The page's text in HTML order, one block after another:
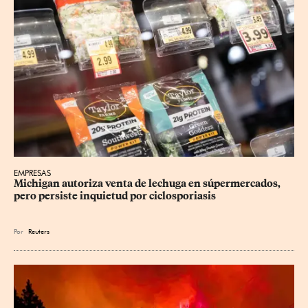
EMPRESAS
Michigan autoriza venta de lechuga en súpermercados,
pero persiste inquietud por ciclosporiasis
Por Reuters